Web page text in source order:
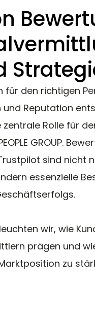
den richtigen
Reputation
Rolle für
GROUP.
sind nicht
essenzielle
wir, wie
prägen und wie
zu